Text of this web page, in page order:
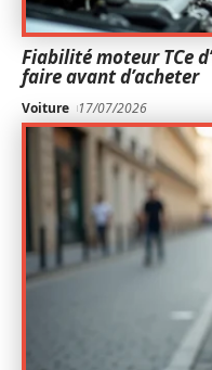
Fiabilité moteur TCe
faire avant d’acheter
Voiture 17/07/2026